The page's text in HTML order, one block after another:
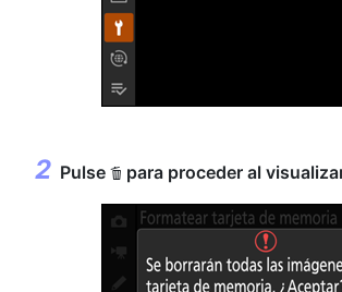
Pulse O para proceder al